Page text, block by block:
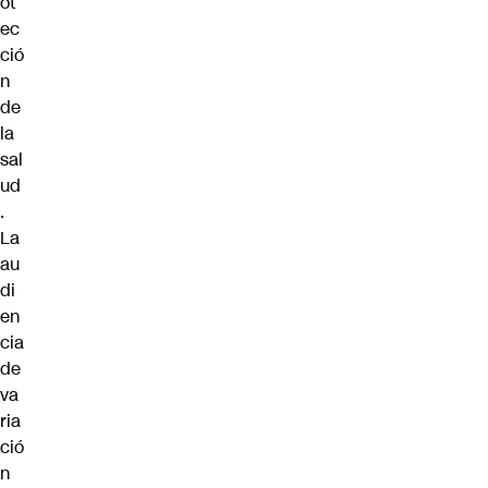
ec
ció
n
de
la
sal
ud
.
La
au
di
en
cia
de
va
ria
ció
n